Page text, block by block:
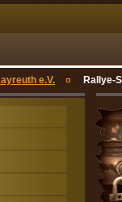
e.V. Rallye-